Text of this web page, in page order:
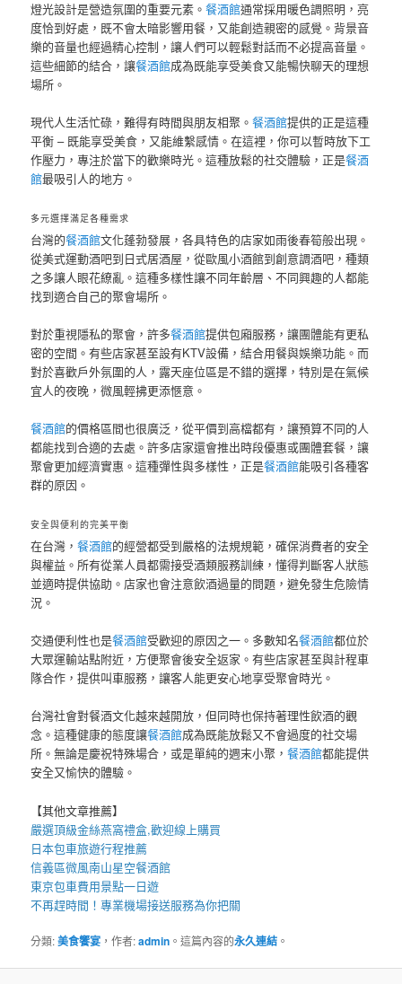
燈光設計是營造氛圍的重要元素。餐酒館通常採用暖色調照明，亮
度恰到好處，既不會太暗影響用餐，又能創造親密的感覺。背景音
樂的音量也經過精心控制，讓人們可以輕鬆對話而不必提高音量。
這些細節的結合，讓餐酒館成為既能享受美食又能暢快聊天的理想
場所。
現代人生活忙碌，難得有時間與朋友相聚。餐酒館提供的正是這種
平衡 – 既能享受美食，又能維繫感情。在這裡，你可以暫時放下工
作壓力，專注於當下的歡樂時光。這種放鬆的社交體驗，正是餐酒
館最吸引人的地方。
多元選擇滿足各種需求
台灣的餐酒館文化蓬勃發展，各具特色的店家如雨後春筍般出現。
從美式運動酒吧到日式居酒屋，從歐風小酒館到創意調酒吧，種類
之多讓人眼花繚亂。這種多樣性讓不同年齡層、不同興趣的人都能
找到適合自己的聚會場所。
對於重視隱私的聚會，許多餐酒館提供包廂服務，讓團體能有更私
密的空間。有些店家甚至設有KTV設備，結合用餐與娛樂功能。而
對於喜歡戶外氛圍的人，露天座位區是不錯的選擇，特別是在氣候
宜人的夜晚，微風輕拂更添愜意。
餐酒館的價格區間也很廣泛，從平價到高檔都有，讓預算不同的人
都能找到合適的去處。許多店家還會推出時段優惠或團體套餐，讓
聚會更加經濟實惠。這種彈性與多樣性，正是餐酒館能吸引各種客
群的原因。
安全與便利的完美平衡
在台灣，餐酒館的經營都受到嚴格的法規規範，確保消費者的安全
與權益。所有從業人員都需接受酒類服務訓練，懂得判斷客人狀態
並適時提供協助。店家也會注意飲酒過量的問題，避免發生危險情
況。
交通便利性也是餐酒館受歡迎的原因之一。多數知名餐酒館都位於
大眾運輸站點附近，方便聚會後安全返家。有些店家甚至與計程車
隊合作，提供叫車服務，讓客人能更安心地享受聚會時光。
台灣社會對餐酒文化越來越開放，但同時也保持著理性飲酒的觀
念。這種健康的態度讓餐酒館成為既能放鬆又不會過度的社交場
所。無論是慶祝特殊場合，或是單純的週末小聚，餐酒館都能提供
安全又愉快的體驗。
【其他文章推薦】
嚴選頂級金絲燕窩禮盒,歡迎線上購買
日本包車旅遊行程推薦
信義區微風南山星空餐酒館
東京包車費用景點一日遊
不再趕時間！專業機場接送服務為你把關
分類:美食饗宴 ，作者:admin 。這篇內容的永久連結 。